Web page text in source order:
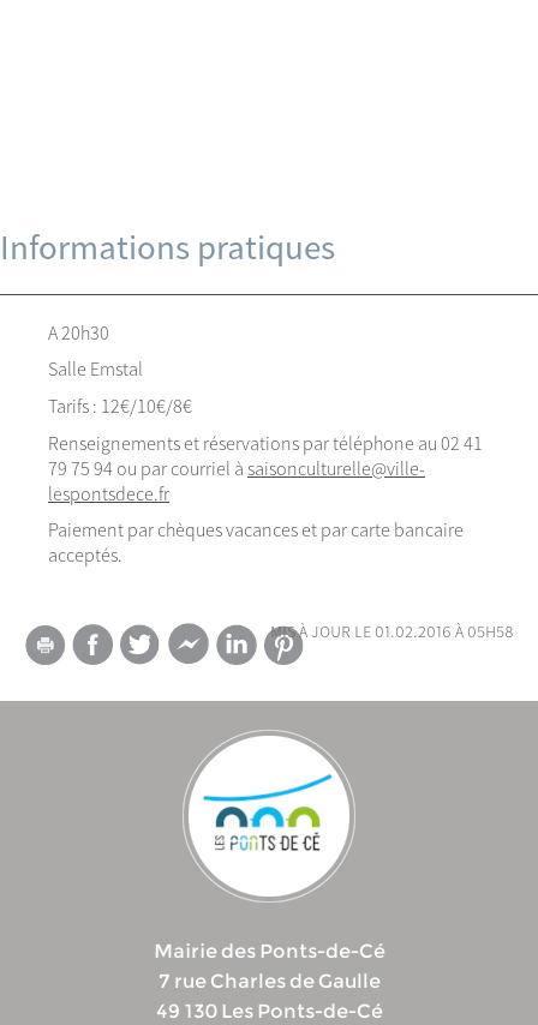
Informations pratiques
A 20h30
Salle Emstal
Tarifs : 12€/10€/8€
Renseignements et réservations par téléphone au 02 41
79 75 94 ou par courriel à saisonculturelle@ville-
lespontsdece.fr
Paiement par chèques vacances et par carte bancaire
acceptés.
mis à jour le 01.02.2016 à 05h58
Mairie des Ponts-de-Cé
7 rue Charles de Gaulle
49 130 Les Ponts-de-Cé